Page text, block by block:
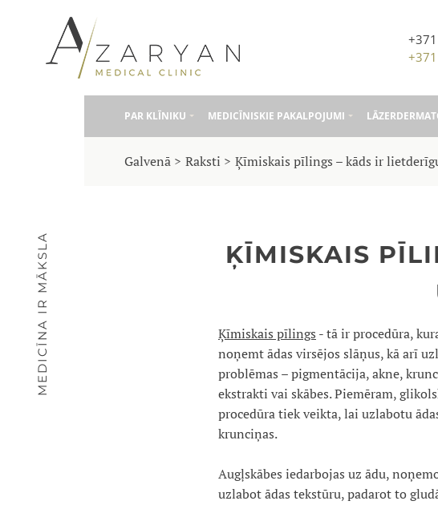
+371
+371
PAR KLĪNIKU MEDICĪNISKIE PAKALPOJUMI
MEDICĪNA IR MĀKSLA
Galvenā Raksti Ķīmiskais pīlings – kāds ir
ĶĪMISKAIS
Ķīmiskais pīlings - tā ir procedūra,
noņemt ādas virsējos slāņus, kā arī
problēmas – pigmentācija, akne,
ekstrakti vai skābes. Piemēram,
procedūra tiek veikta, lai uzlabotu
krunciņas.
Augļskābes iedarbojas uz ādu,
uzlabot ādas tekstūru, padarot to